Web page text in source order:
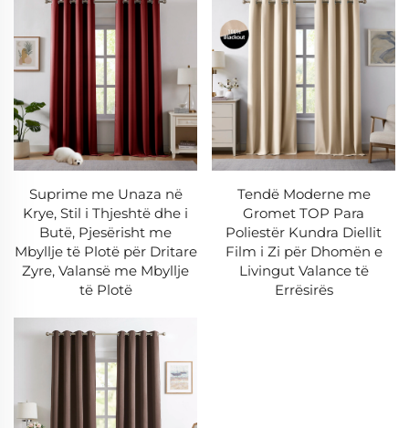
Zgjidhje inovative për ambiente të lagështa:
-Trajtime të stofit rezistent ndaj molit
-Teknologji me tharje të shpejtë (thahet 3 herë më
shpejt se standarti)
-Grometa të fortuara për qëndrueshmëri
-Opsione me veshje antibakteriale
Supremacijë Teknikore
1. Teknologjia e stofit të zgjuar
-Materiale me ndryshim fazash për rregullimin e
-Trajtime vetëpastruese fotokatalitike
-Nanoteknologji për lëshimin e këmishave
2. Prodhim i saktësisë
Suprime me Unaza në
Krye, Stil i Thjeshtë dhe i
Butë, Pjesërisht me
Mbyllje të Plotë për Dritare
Zyre, Valansë me Mbyllje
të Plotë
Tendë Moderne me
Gromet TOP Para
Poliestër Kundra Diellit
Film i Zi për Dhomën e
Livingut Valance të
Errësirës